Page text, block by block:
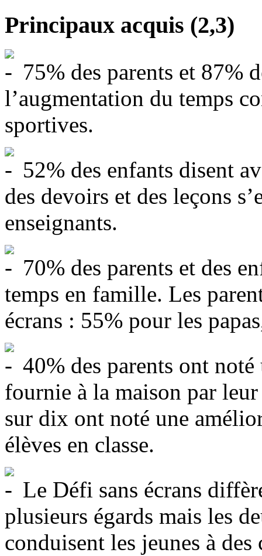
Principaux acquis (2,3)
75% des parents et 87%
l’augmentation du temps
sportives.
52% des enfants disent
des devoirs et des leçons
enseignants.
70% des parents et des
temps en famille. Les
écrans : 55% pour les
40% des parents ont
fournie à la maison par
sur dix ont noté une
élèves en classe.
Le Défi sans écrans
plusieurs égards mais les
conduisent les jeunes à